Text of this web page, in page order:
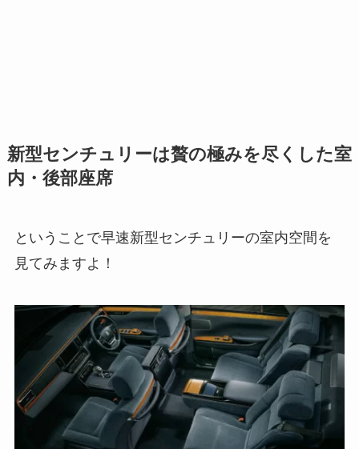
新型センチュリーは贅の極みを尽くした室
内・後部座席
ということで早速新型センチュリーの室内空間を
見てみますよ！